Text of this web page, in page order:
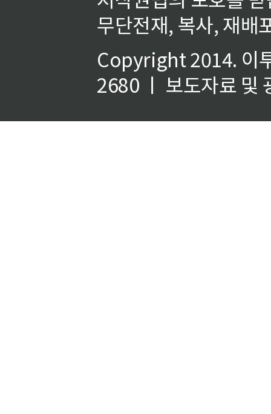
무단전재, 복사, 재배
Copyright 2014. 이
2680 ㅣ 보도자료